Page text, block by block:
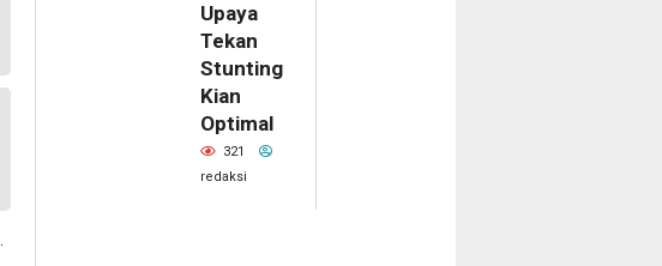
Upaya
Tekan
Stunting
Kian
Optimal
321
redaksi